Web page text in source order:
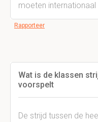
moeten
Rapporteer
Wat is de klassen
voorspelt
De strijd tussen de